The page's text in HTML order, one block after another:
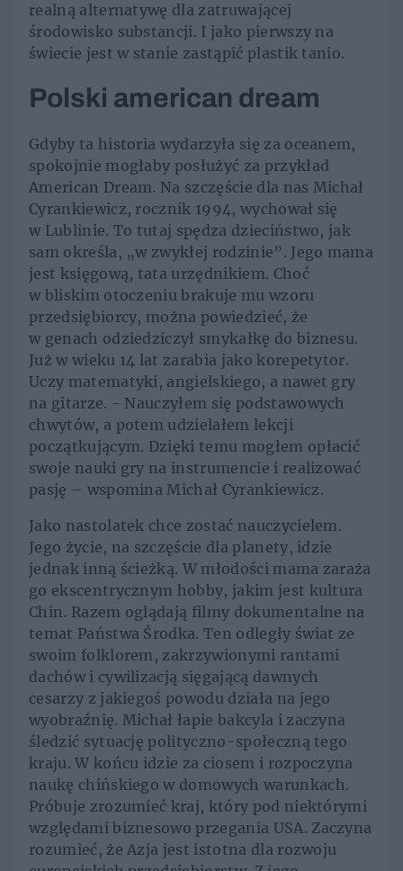
realną alternatywę dla zatruwającej
środowisko substancji. I jako pierwszy na
świecie jest w stanie zastąpić plastik tanio.
Polski american dream
Gdyby ta historia wydarzyła się za oceanem,
spokojnie mogłaby posłużyć za przykład
American Dream. Na szczęście dla nas Michał
Cyrankiewicz, rocznik 1994, wychował się
w Lublinie. To tutaj spędza dzieciństwo, jak
sam określa, „w zwykłej rodzinie”. Jego mama
jest księgową, tata urzędnikiem. Choć
w bliskim otoczeniu brakuje mu wzoru
przedsiębiorcy, można powiedzieć, że
w genach odziedziczył smykałkę do biznesu.
Już w wieku 14 lat zarabia jako korepetytor.
Uczy matematyki, angielskiego, a nawet gry
na gitarze. - Nauczyłem się podstawowych
chwytów, a potem udzielałem lekcji
początkującym. Dzięki temu mogłem opłacić
swoje nauki gry na instrumencie i realizować
pasję – wspomina Michał Cyrankiewicz.
Jako nastolatek chce zostać nauczycielem.
Jego życie, na szczęście dla planety, idzie
jednak inną ścieżką. W młodości mama zaraża
go ekscentrycznym hobby, jakim jest kultura
Chin. Razem oglądają filmy dokumentalne na
temat Państwa Środka. Ten odległy świat ze
swoim folklorem, zakrzywionymi rantami
dachów i cywilizacją sięgającą dawnych
cesarzy z jakiegoś powodu działa na jego
wyobraźnię. Michał łapie bakcyla i zaczyna
śledzić sytuację polityczno-społeczną tego
kraju. W końcu idzie za ciosem i rozpoczyna
naukę chińskiego w domowych warunkach.
Próbuje zrozumieć kraj, który pod niektórymi
względami biznesowo przegania USA. Zaczyna
rozumieć, że Azja jest istotna dla rozwoju